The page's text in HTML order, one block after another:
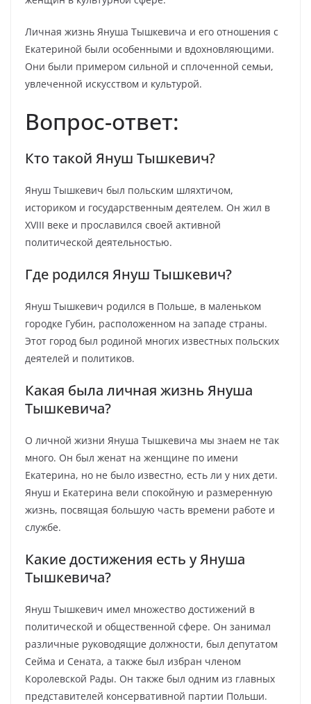
Личная жизнь Януша Тышкевича и его отношения с
Екатериной были особенными и вдохновляющими.
Они были примером сильной и сплоченной семьи,
увлеченной искусством и культурой.
Вопрос-ответ:
Кто такой Януш Тышкевич?
Януш Тышкевич был польским шляхтичом,
историком и государственным деятелем. Он жил в
XVIII веке и прославился своей активной
политической деятельностью.
Где родился Януш Тышкевич?
Януш Тышкевич родился в Польше, в маленьком
городке Губин, расположенном на западе страны.
Этот город был родиной многих известных польских
деятелей и политиков.
Какая была личная жизнь Януша
Тышкевича?
О личной жизни Януша Тышкевича мы знаем не так
много. Он был женат на женщине по имени
Екатерина, но не было известно, есть ли у них дети.
Януш и Екатерина вели спокойную и размеренную
жизнь, посвящая большую часть времени работе и
службе.
Какие достижения есть у Януша
Тышкевича?
Януш Тышкевич имел множество достижений в
политической и общественной сфере. Он занимал
различные руководящие должности, был депутатом
Сейма и Сената, а также был избран членом
Королевской Рады. Он также был одним из главных
представителей консервативной партии Польши.